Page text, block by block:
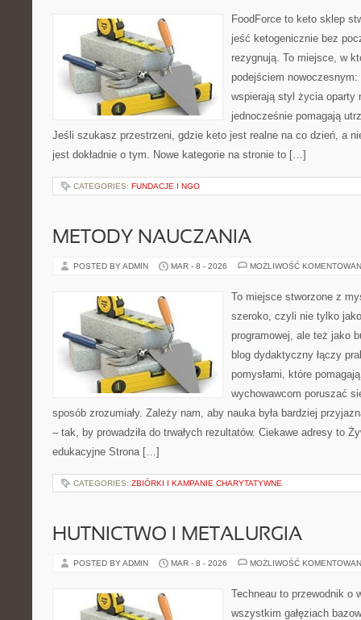
FoodForce to keto sklep
jeść ketogenicznie bez
rezygnują. To miejsce, w
podejściem
wspierają styl życia oparty
jednocześnie pomagają
Jeśli szukasz przestrzeni, gdzie keto jest realne na co dzień, a
jest dokładnie o tym. Nowe kategorie na stronie to […]
CATEGORIES: FUNDACJE I NGO
METODY NAUCZANIA
POSTED BY ADMIN MAR - 8 - 2026 MOŻLIWOŚĆ
To miejsce stworzone z
szeroko, czyli nie tylko
programowej, ale też jako
blog dydaktyczny łączy
pomysłami, które
wychowawcom poruszać
sposób zrozumiały. Zależy nam, aby nauka była bardziej
– tak, by prowadziła do trwałych rezultatów. Ciekawe adresy to
edukacyjne Strona […]
CATEGORIES: ZBIÓRKI I KAMPANIE CHARYTATYWNE
HUTNICTWO I METALURGIA
POSTED BY ADMIN MAR - 8 - 2026 MOŻLIWOŚĆ
Techneau to przewodnik o
wszystkim gałęziach